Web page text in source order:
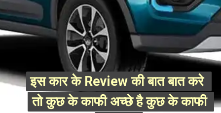
इस कार के Review की बात बात करे
तो कुछ के काफी अच्छे है कुछ के काफी
इस कार के Review की बात बात करे
तो कुछ के काफी अच्छे है कुछ के काफी